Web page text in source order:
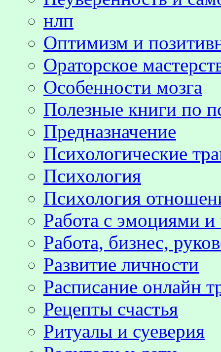
нлп
Оптимизм и
Ораторское
Особенности мозга
Полезные книги по
Предназначение
Психологические
Психология
Психология
Работа с эмоциями и
Работа, бизнес,
Развитие личности
Расписание онлайн
Рецепты счастья
Ритуалы и суеверия